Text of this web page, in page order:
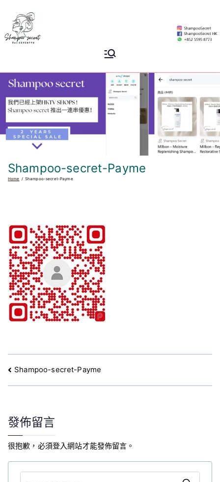
content
Secret
香港專業洗頭水專門店
Shampoo-secret-Payme
Home Shampoo-secret-Payme
文
章
覽
Shampoo-secret-Payme
發佈留言
很抱歉，必須登入網站才能發佈留言。